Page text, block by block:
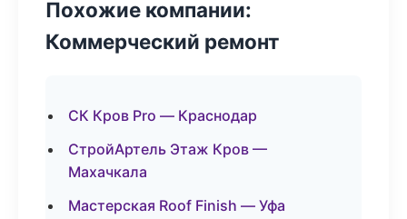
Похожие компании:
Коммерческий ремонт
СК Кров Pro — Краснодар
СтройАртель Этаж Кров —
Махачкала
Мастерская Roof Finish — Уфа